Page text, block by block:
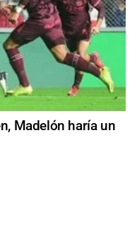
Madelón haría un